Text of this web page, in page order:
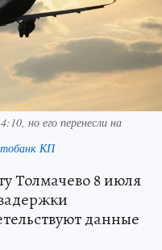
но его перенесли на
КП
Толмачево 8 июля
данные